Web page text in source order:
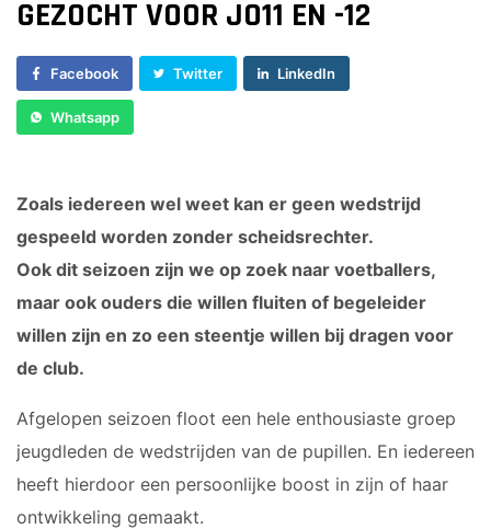
VOORWAARTS
VOORWAARTS
7
VOORWAARTS
18+1
VROUWEN 1
VETERANEN
35/45 PLUS
WALKING
FOOTBALL
JO17-2
JO17-3
MO15-1
PUPILLEN
JO8-1
JO8-2
MINI'S
4-5
JARIGEN
GEZOCHT VOOR JO11 EN -12
Facebook Twitter LinkedIn
Whatsapp
Zoals iedereen wel weet kan er geen wedstrijd
gespeeld worden zonder scheidsrechter.
Ook dit seizoen zijn we op zoek naar voetballers,
maar ook ouders die willen fluiten of begeleider
willen zijn en zo een steentje willen bij dragen voor
de club.
Afgelopen seizoen floot een hele enthousiaste groep
jeugdleden de wedstrijden van de pupillen. En iedereen
heeft hierdoor een persoonlijke boost in zijn of haar
ontwikkeling gemaakt.